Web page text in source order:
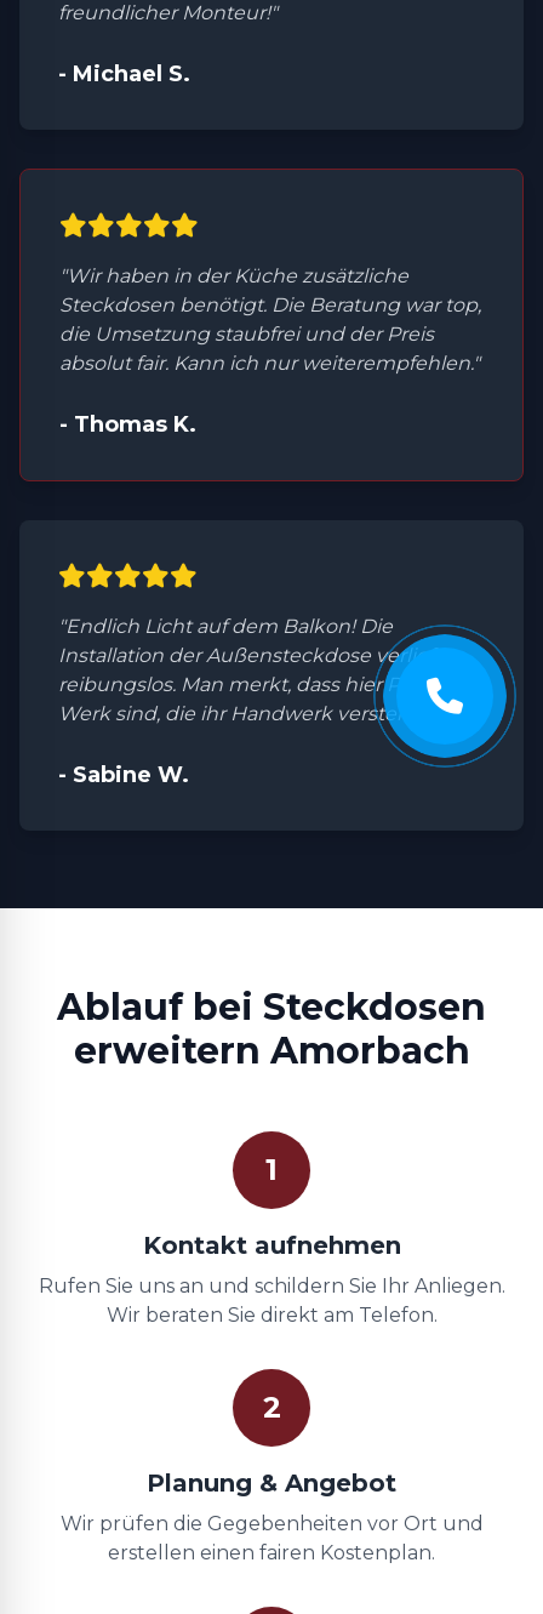
freundlicher Monteur!"
- Michael S.
"Wir haben in der Küche zusätzliche
Steckdosen benötigt. Die Beratung war top,
die Umsetzung staubfrei und der Preis
absolut fair. Kann ich nur weiterempfehlen."
- Thomas K.
"Endlich Licht auf dem Balkon! Die
Installation der Außensteckdose verlief
reibungslos. Man merkt, dass hier Profis am
Werk sind, die ihr Handwerk verstehen."
- Sabine W.
Ablauf bei Steckdosen
erweitern Amorbach
1
Kontakt aufnehmen
Rufen Sie uns an und schildern Sie Ihr Anliegen.
Wir beraten Sie direkt am Telefon.
2
Planung & Angebot
Wir prüfen die Gegebenheiten vor Ort und
erstellen einen fairen Kostenplan.